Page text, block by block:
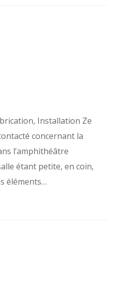
Installation Ze
concernant la
l’amphithéâtre
étant petite, en coin,
éléments…